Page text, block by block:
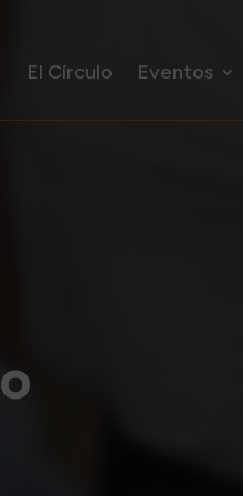
El Círculo Eventos